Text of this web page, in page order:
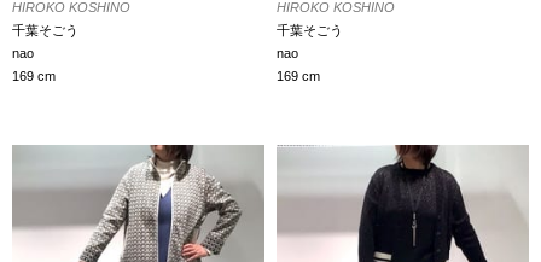
HIROKO KOSHINO
千葉そごう
nao
169 cm
HIROKO KOSHINO
千葉そごう
nao
169 cm